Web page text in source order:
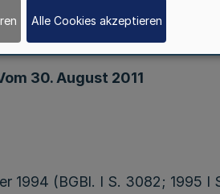
30. August 2011
1994 (BGBl. I S. 3082; 1995
Alle Cookies akzeptieren